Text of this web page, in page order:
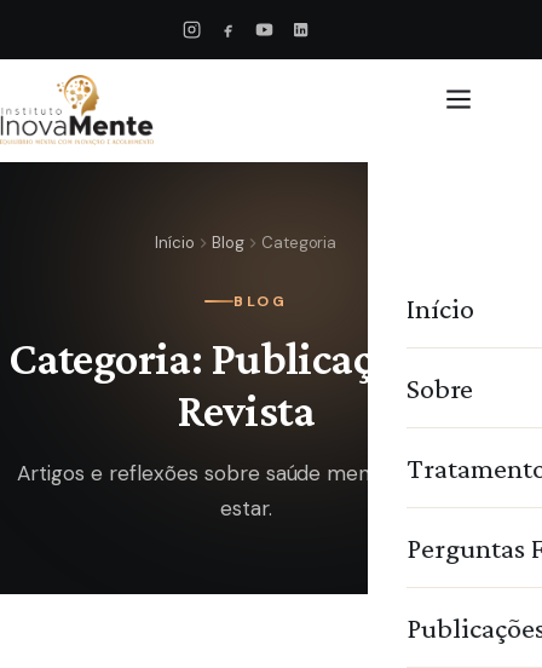
Início
Sobre
Perguntas
Início Blog Categoria
BLOG
Categoria: Publicação em
Revista
Artigos e reflexões sobre saúde mental e bem-
estar.